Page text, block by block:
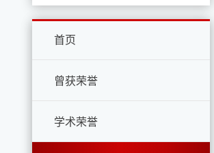
首页
曾获荣誉
学术荣誉